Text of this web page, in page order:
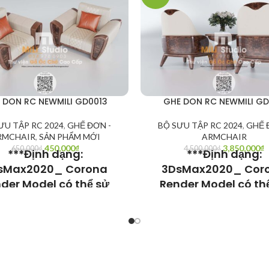
DON RC NEWMILI GD0013
TẬP RC 2024, GHẾ ĐƠN -
, SẢN PHẨM MỚI
650,000₫ 450,000₫
***Định dạng:
Corona
Model có thể sử
GHE DON RC NEWMILI
BỘ SƯU TẬP RC 2024, GHẾ
ARMCHAIR
4,500,000₫ 3,850,000₫
***Định dạng:
3DsMax2020_
Render Model có